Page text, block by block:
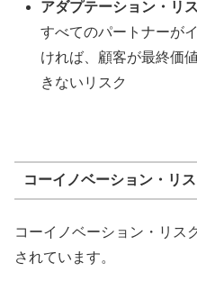
アダプテーション・リ
すべてのパートナーが
ければ、顧客が最終価
きないリスク
コーイノベーション・リ
コーイノベーション・リス
されています。